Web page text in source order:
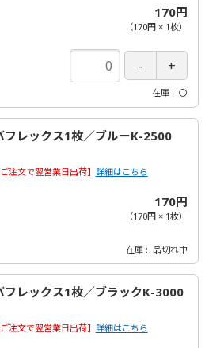
170円
（170円× 1枚）
在庫 〇
フレックス1枚／ブルーK-2500
注文で翌営業日出荷】 詳細はこちら
170円
（170円× 1枚）
在庫 品切れ中
フレックス1枚／ブラックK-3000
注文で翌営業日出荷】 詳細はこちら